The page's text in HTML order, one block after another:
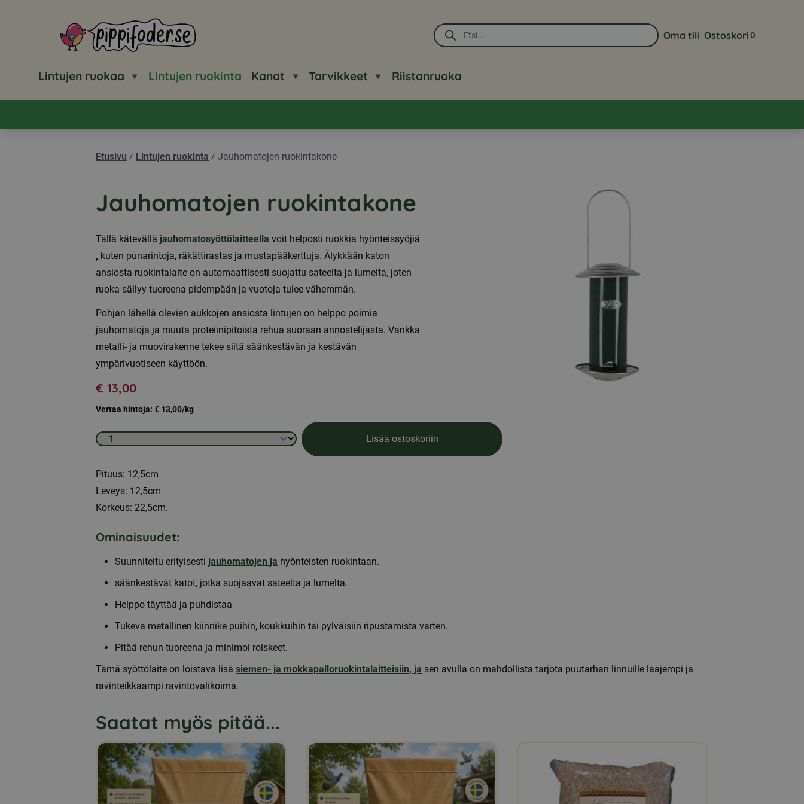
Pippifoder logo
Products
search
Siirry sivulle Oma tili
Oma tili
Näytä
Ostoskori0
Lintujen ruokaa Lintujen ruokinta Kanat Tarvikkeet Riistanruoka
Etusivu / Lintujen ruokinta / Jauhomatojen ruokintakone
Jauhomatojen ruokintakone
Tällä kätevällä jauhomatosyöttölaitteella voit helposti ruokkia hyönteissyöjiä
, kuten punarintoja, räkättirastas ja mustapääkerttuja. Älykkään katon
ansiosta ruokintalaite on automaattisesti suojattu sateelta ja lumelta, joten
ruoka säilyy tuoreena pidempään ja vuotoja tulee vähemmän.
Pohjan lähellä olevien aukkojen ansiosta lintujen on helppo poimia
jauhomatoja ja muuta proteiinipitoista rehua suoraan annostelijasta. Vankka
metalli- ja muovirakenne tekee siitä säänkestävän ja kestävän
ympärivuotiseen käyttöön.
€ 13,00
Vertaa hintoja: € 13,00/kg
Jauhomatojen
määrä
Lisää ostoskoriin
Pituus: 12,5cm
Leveys: 12,5cm
Korkeus: 22,5cm.
Ominaisuudet:
Suunniteltu erityisesti jauhomatojen ja hyönteisten ruokintaan.
säänkestävät katot, jotka suojaavat sateelta ja lumelta.
Helppo täyttää ja puhdistaa
Tukeva metallinen kiinnike puihin, koukkuihin tai pylväisiin ripustamista varten.
Pitää rehun tuoreena ja minimoi roiskeet.
Tämä syöttölaite on loistava lisä siemen- ja mokkapalloruokintalaitteisiin, ja sen avulla on mahdollista tarjota puutarhan linnuille laajempi ja
ravinteikkaampi ravintovalikoima.
Saatat myös pitää...